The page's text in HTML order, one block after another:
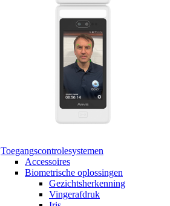
Toegangscontrolesystemen
Accessoires
Biometrische oplossingen
Gezichtsherkenning
Vingerafdruk